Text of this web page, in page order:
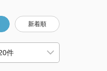
新着順